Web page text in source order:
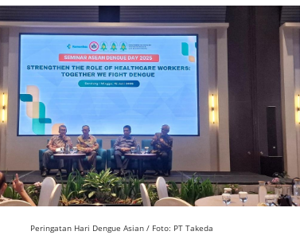
Peringatan Hari Dengue Asian / Foto: PT Takeda